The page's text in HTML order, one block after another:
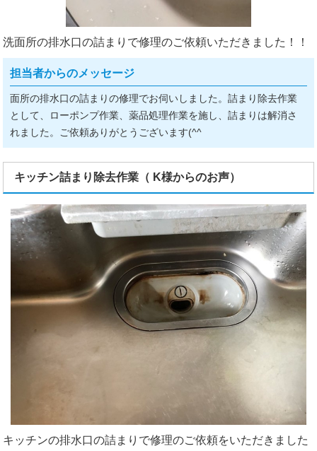
洗面所の排水口の詰まりで修理のご依頼いただきました！！
担当者からのメッセージ
面所の排水口の詰まりの修理でお伺いしました。詰まり除去作業
として、ローポンプ作業、薬品処理作業を施し、詰まりは解消さ
れました。ご依頼ありがとうございます(^^ゞ
キッチン詰まり除去作業（ K様からのお声）
キッチンの排水口の詰まりで修理のご依頼をいただきました